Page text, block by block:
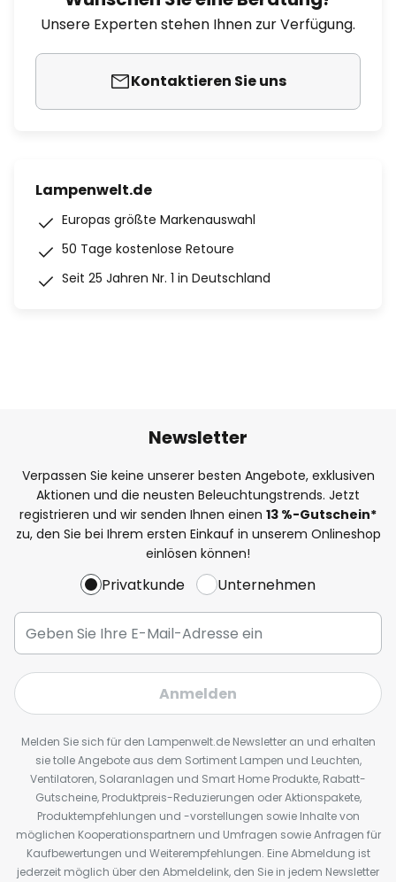
Unsere Experten stehen Ihnen zur Verfügung.
Kontaktieren Sie uns
Lampenwelt.de
Europas größte Markenauswahl
50 Tage kostenlose Retoure
Seit 25 Jahren Nr. 1 in Deutschland
Newsletter
Verpassen Sie keine unserer besten Angebote, exklusiven
Aktionen und die neusten Beleuchtungstrends. Jetzt
registrieren und wir senden Ihnen einen 13 %-Gutschein*
zu, den Sie bei Ihrem ersten Einkauf in unserem Onlineshop
einlösen können!
Privatkunde Unternehmen
Anmelden
Melden Sie sich für den Lampenwelt.de Newsletter an und erhalten
sie tolle Angebote aus dem Sortiment Lampen und Leuchten,
Ventilatoren, Solaranlagen und Smart Home Produkte, Rabatt-
Gutscheine, Produktpreis-Reduzierungen oder Aktionspakete,
Produktempfehlungen und -vorstellungen sowie Inhalte von
möglichen Kooperationspartnern und Umfragen sowie Anfragen für
Kaufbewertungen und Weiterempfehlungen. Eine Abmeldung ist
jederzeit möglich über den Abmeldelink, den Sie in jedem Newsletter